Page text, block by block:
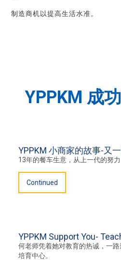
网上
联络
制造商机以提高生活水准。
YPPKM 成
YPPKM 小商家的故事-又
13年的餐车生意，从上一代的努力
Continued
YPPKM Support You-
何老师凭着她对教育的热诚，一
培育中心。